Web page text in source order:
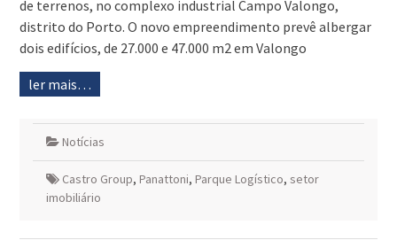
de terrenos, no complexo industrial Campo Valongo,
distrito do Porto. O novo empreendimento prevê albergar
dois edifícios, de 27.000 e 47.000 m2 em Valongo
ler mais…
Notícias
Castro Group, Panattoni, Parque Logístico, setor
imobiliário